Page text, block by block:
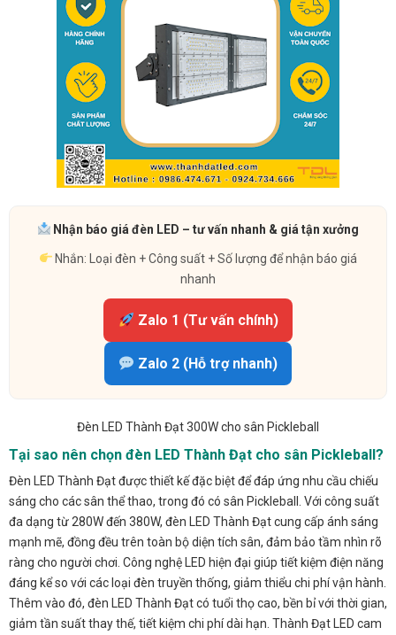
Nhận báo giá đèn LED – tư vấn nhanh & giá tận xưởng
Nhắn: Loại đèn + Công suất + Số lượng để nhận báo giá
nhanh
Zalo 1 (Tư vấn chính)
Zalo 2 (Hỗ trợ nhanh)
Đèn LED Thành Đạt 300W cho sân Pickleball
Tại sao nên chọn đèn LED Thành Đạt cho sân Pickleball?
Đèn LED Thành Đạt được thiết kế đặc biệt để đáp ứng nhu cầu chiếu
sáng cho các sân thể thao, trong đó có sân Pickleball. Với công suất
đa dạng từ 280W đến 380W, đèn LED Thành Đạt cung cấp ánh sáng
mạnh mẽ, đồng đều trên toàn bộ diện tích sân, đảm bảo tầm nhìn rõ
ràng cho người chơi. Công nghệ LED hiện đại giúp tiết kiệm điện năng
đáng kể so với các loại đèn truyền thống, giảm thiểu chi phí vận hành.
Thêm vào đó, đèn LED Thành Đạt có tuổi thọ cao, bền bỉ với thời gian,
giảm tần suất thay thế, tiết kiệm chi phí dài hạn. Thành Đạt LED cam